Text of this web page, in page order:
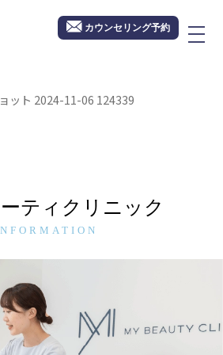
カウンセリング予約
ット 2024-11-06 124339
ティクリニック